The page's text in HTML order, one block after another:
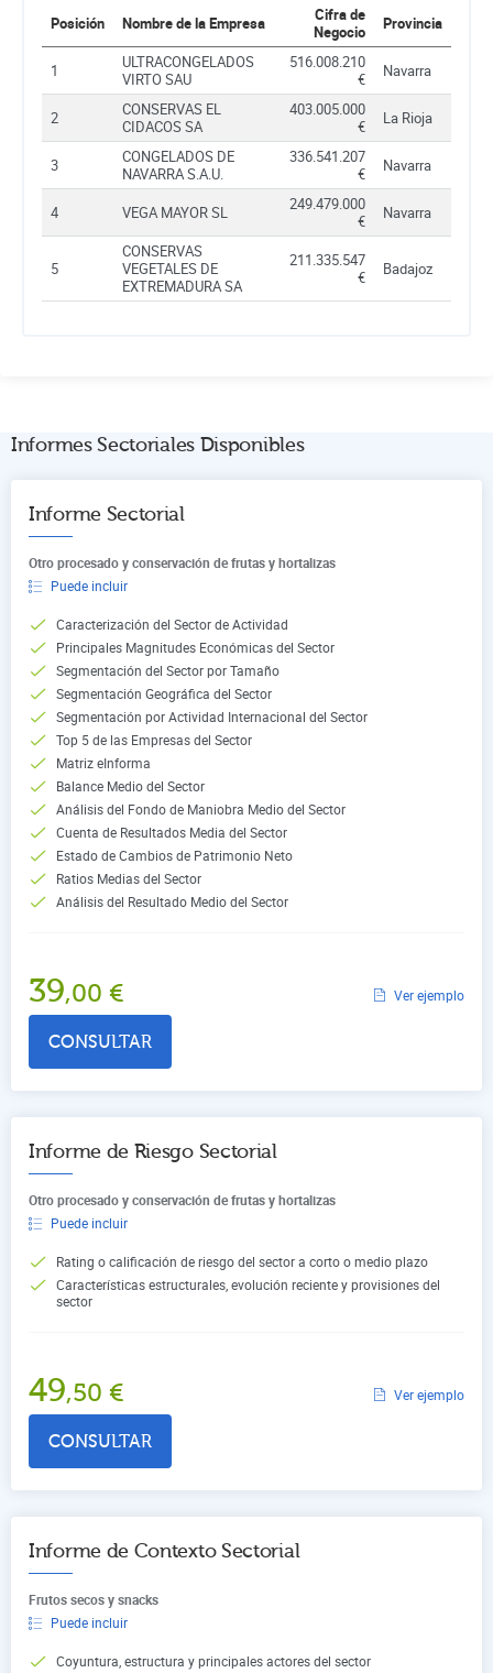
Posición Nombre de la Empresa
Cifra de
Negocio
Provincia
1
ULTRACONGELADOS
VIRTO SAU
516.008.210
€
Navarra
2
CONSERVAS EL
CIDACOS SA
403.005.000
€
La Rioja
3
CONGELADOS DE
NAVARRA S.A.U.
336.541.207
€
Navarra
4 VEGA MAYOR SL
249.479.000
€
Navarra
5
CONSERVAS
VEGETALES DE
EXTREMADURA SA
211.335.547
€
Badajoz
Informes Sectoriales Disponibles
Informe Sectorial
Otro procesado y conservación de frutas y hortalizas
Puede incluir
Caracterización del Sector de Actividad
Principales Magnitudes Económicas del Sector
Segmentación del Sector por Tamaño
Segmentación Geográfica del Sector
Segmentación por Actividad Internacional del Sector
Top 5 de las Empresas del Sector
Matriz eInforma
Balance Medio del Sector
Análisis del Fondo de Maniobra Medio del Sector
Cuenta de Resultados Media del Sector
Estado de Cambios de Patrimonio Neto
Ratios Medias del Sector
Análisis del Resultado Medio del Sector
39,00 € Ver ejemplo
CONSULTAR
Informe de Riesgo Sectorial
Otro procesado y conservación de frutas y hortalizas
Puede incluir
Rating o calificación de riesgo del sector a corto o medio plazo
Características estructurales, evolución reciente y provisiones del
sector
49,50 € Ver ejemplo
CONSULTAR
Informe de Contexto Sectorial
Frutos secos y snacks
Puede incluir
Coyuntura, estructura y principales actores del sector